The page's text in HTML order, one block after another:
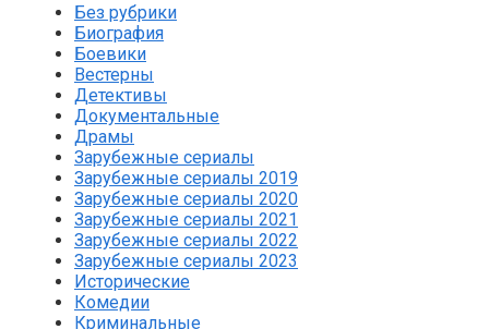
Без рубрики
Биография
Боевики
Вестерны
Детективы
Документальные
Драмы
Зарубежные сериалы
Зарубежные сериалы 2019
Зарубежные сериалы 2020
Зарубежные сериалы 2021
Зарубежные сериалы 2022
Зарубежные сериалы 2023
Исторические
Комедии
Криминальные